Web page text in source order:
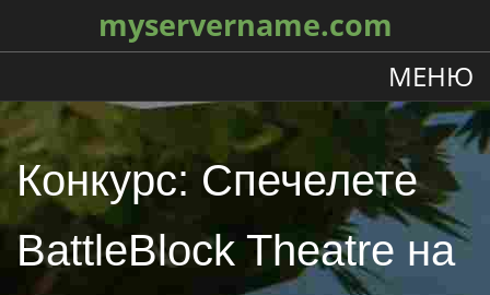
myservername.com
МЕНЮ
Конкурс: Спечелете
BattleBlock Theatre на